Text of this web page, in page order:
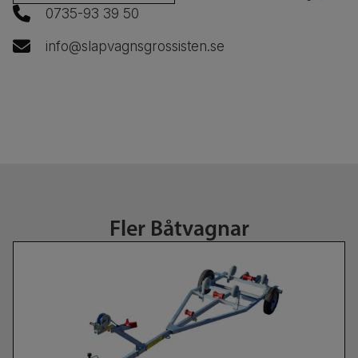
0735-93 39 50
info@slapvagnsgrossisten.se
Fler Båtvagnar